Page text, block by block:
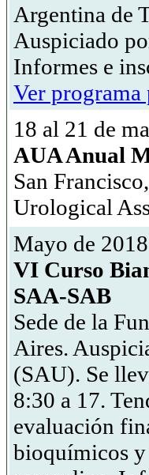
Argentina de
Auspiciado
Informes e
Ver
18 al 21 de
AUA Anual
San
Urological
Mayo de
VI Curso
SAA-SAB
Sede de la
Aires.
(SAU). Se
8:30 a 17.
evaluación
bioquímicos y